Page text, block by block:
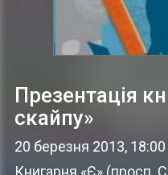
Презентація
скайпу»
20 березня 2013, 18:00
Книгарня «Є» (просп.